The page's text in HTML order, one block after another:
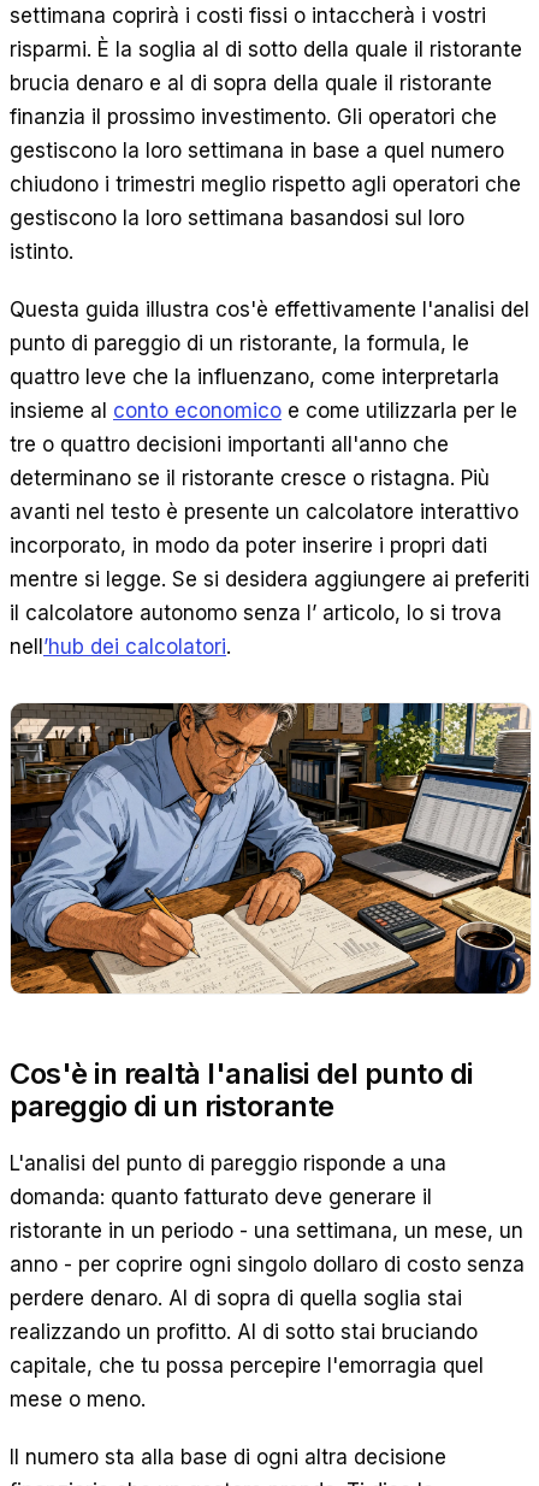
LINGUA
DE
settimana coprirà i costi fissi o intaccherà i vostri
risparmi. È la soglia al di sotto della quale il ristorante
brucia denaro e al di sopra della quale il ristorante
finanzia il prossimo investimento. Gli operatori che
gestiscono la loro settimana in base a quel numero
chiudono i trimestri meglio rispetto agli operatori che
gestiscono la loro settimana basandosi sul loro
istinto.
Questa guida illustra cos'è effettivamente l'analisi del
punto di pareggio di un ristorante, la formula, le
quattro leve che la influenzano, come interpretarla
insieme al conto economico e come utilizzarla per le
tre o quattro decisioni importanti all'anno che
determinano se il ristorante cresce o ristagna. Più
avanti nel testo è presente un calcolatore interattivo
incorporato, in modo da poter inserire i propri dati
mentre si legge. Se si desidera aggiungere ai preferiti
il calcolatore autonomo senza l’ articolo, lo si trova
nell ’hub dei calcolatori.
Cos'è in realtà l'analisi del punto di
pareggio di un ristorante
L'analisi del punto di pareggio risponde a una
domanda: quanto fatturato deve generare il
ristorante in un periodo - una settimana, un mese, un
anno - per coprire ogni singolo dollaro di costo senza
perdere denaro. Al di sopra di quella soglia stai
realizzando un profitto. Al di sotto stai bruciando
capitale, che tu possa percepire l'emorragia quel
mese o meno.
Il numero sta alla base di ogni altra decisione